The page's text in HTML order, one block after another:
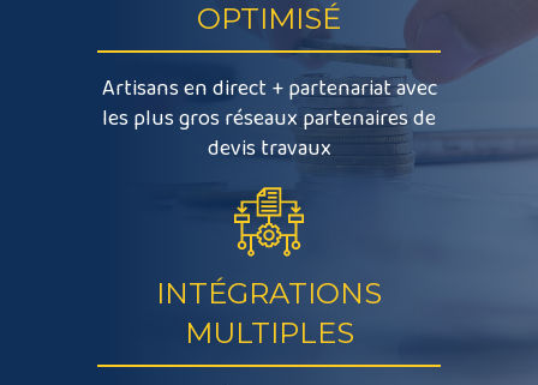
OPTIMISÉ
Artisans en direct + partenariat avec
les plus gros réseaux partenaires de
devis travaux
INTÉGRATIONS
MULTIPLES